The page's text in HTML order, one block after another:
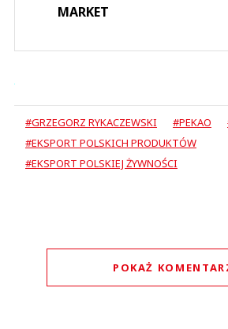
MARKET
#GRZEGORZ RYKACZEWSKI #PEKAO
#EKSPORT POLSKICH PRODUKTÓW
#EKSPORT POLSKIEJ ŻYWNOŚCI
POKAŻ